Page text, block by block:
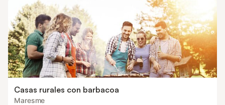
Casas rurales con barbacoa
Maresme